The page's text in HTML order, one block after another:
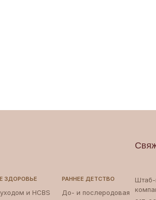
ЗДОРОВЬЕ
и HCBS
РАННЕЕ ДЕТСТВО
До- и послеродовая
Штаб-